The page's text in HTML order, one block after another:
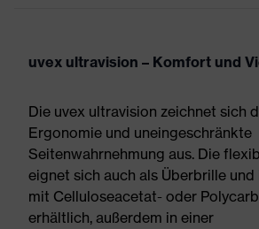
uvex ultravision – Komfort und
Die uvex ultravision zeichnet sich
Ergonomie und uneingeschränkte
Seitenwahrnehmung aus. Die
eignet sich auch als Überbrille und
mit Celluloseacetat- oder
erhältlich, außerdem in einer